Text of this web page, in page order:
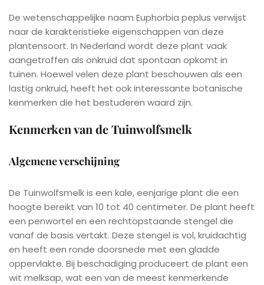
De wetenschappelijke naam Euphorbia peplus verwijst
naar de karakteristieke eigenschappen van deze
plantensoort. In Nederland wordt deze plant vaak
aangetroffen als onkruid dat spontaan opkomt in
tuinen. Hoewel velen deze plant beschouwen als een
lastig onkruid, heeft het ook interessante botanische
kenmerken die het bestuderen waard zijn.
Kenmerken van de Tuinwolfsmelk
Algemene verschijning
De Tuinwolfsmelk is een kale, eenjarige plant die een
hoogte bereikt van 10 tot 40 centimeter. De plant heeft
een penwortel en een rechtopstaande stengel die
vanaf de basis vertakt. Deze stengel is vol, kruidachtig
en heeft een ronde doorsnede met een gladde
oppervlakte. Bij beschadiging produceert de plant een
wit melksap, wat een van de meest kenmerkende